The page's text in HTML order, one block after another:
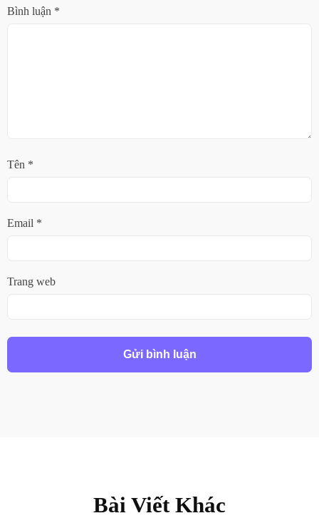
Bình luận *
Tên *
Email *
Trang web
Bài Viết Khác